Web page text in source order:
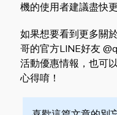
機的使用者建議盡快更
如果想要看到更多關
哥的官方LINE好友
活動優惠情報，也可
心得唷！